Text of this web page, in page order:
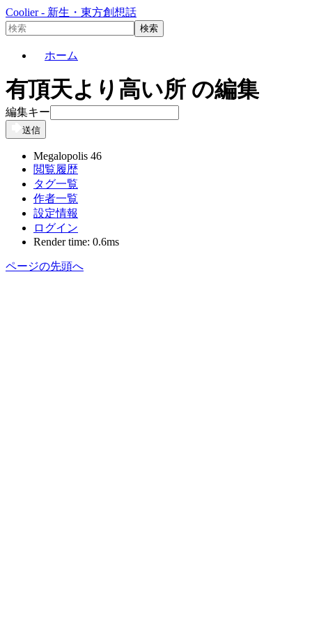
Coolier - 新生・東方創想話
ホーム
有頂天より高い所 の編集
編集キー
送信
Megalopolis 46
閲覧履歴
タグ一覧
作者一覧
設定情報
ログイン
Render time: 0.6ms
ページの先頭へ